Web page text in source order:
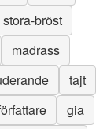
stora-bröst
madrass
tajt
gia